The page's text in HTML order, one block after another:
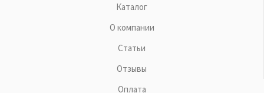
Каталог
О компании
Статьи
Отзывы
Оплата